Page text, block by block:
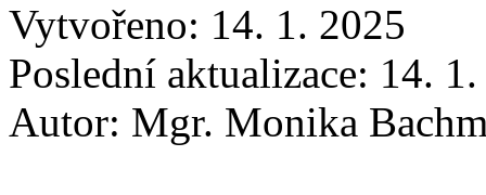
Vytvořeno: 14. 1. 2025
Poslední aktualizace: 14.
Autor: Mgr. Monika